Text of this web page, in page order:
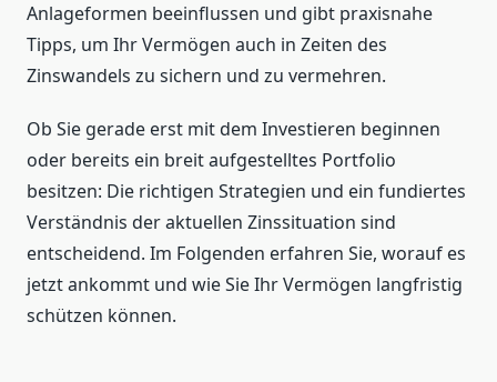
Anlageformen beeinflussen und gibt praxisnahe
Tipps, um Ihr Vermögen auch in Zeiten des
Zinswandels zu sichern und zu vermehren.
Ob Sie gerade erst mit dem Investieren beginnen
oder bereits ein breit aufgestelltes Portfolio
besitzen: Die richtigen Strategien und ein fundiertes
Verständnis der aktuellen Zinssituation sind
entscheidend. Im Folgenden erfahren Sie, worauf es
jetzt ankommt und wie Sie Ihr Vermögen langfristig
schützen können.